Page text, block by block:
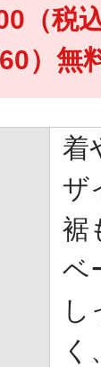
（税
）
着
ザ
裾
ベ
し